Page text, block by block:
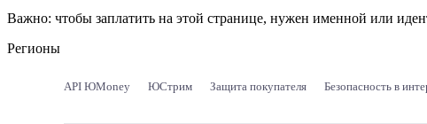
Важно: чтобы заплатить на этой странице, нужен именной или
Регионы
API ЮMoney ЮСтрим Защита покупателя Безопасность в